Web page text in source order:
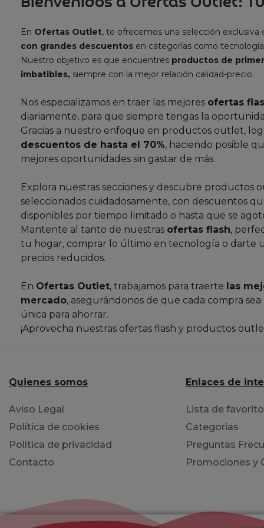
En Ofertas Outlet, te ofrecemos una selección exclusiva
con grandes descuentos en categorías como
Nuestro objetivo es que encuentres productos de
imbatibles, siempre con la mejor relación calidad-precio.
Nos especializamos en traer las mejores ofertas
diariamente, para que siempre tengas la
Gracias a nuestro enfoque en productos outlet,
descuentos de hasta el 70%, haciendo posible
mejores oportunidades sin gastar de más.
Explora nuestras secciones y descubre productos
seleccionados cuidadosamente, con descuentos
disponibles por tiempo limitado o hasta que se
Mantente al tanto de nuestras ofertas flash,
tu hogar, comprar lo último en tecnología o darte
precios reducidos.
En Ofertas Outlet, trabajamos para traerte las
mercado, asegurándonos de que cada compra
única para ahorrar.
¡Aprovecha nuestras ofertas flash y productos
Quienes somos
Aviso Legal
Política de cookies
Política de privacidad
Contacto
Enlaces de
Lista de
Categorias
Preguntas
Promociones y